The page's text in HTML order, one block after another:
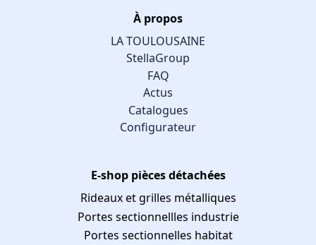
À propos
LA TOULOUSAINE
StellaGroup
FAQ
Actus
Catalogues
Configurateur
E-shop pièces détachées
Rideaux et grilles métalliques
Portes sectionnellles industrie
Portes sectionnelles habitat